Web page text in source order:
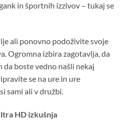
in športnih izzivov – tukaj se
ali ponovno podoživite svoje
Ogromna izbira zagotavlja, da
da boste vedno našli nekaj
se na ure in ure
sami ali v družbi.
HD izkušnja